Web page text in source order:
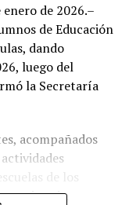
de 2026.–
de Educación
dando
luego del
la Secretaría
acompañados
de los
primaria,